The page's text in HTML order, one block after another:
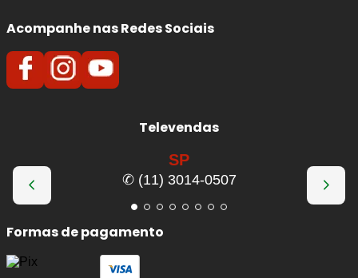
Acompanhe nas Redes Sociais
Televendas
SP
✆ (11) 3014-0507
Formas de pagamento